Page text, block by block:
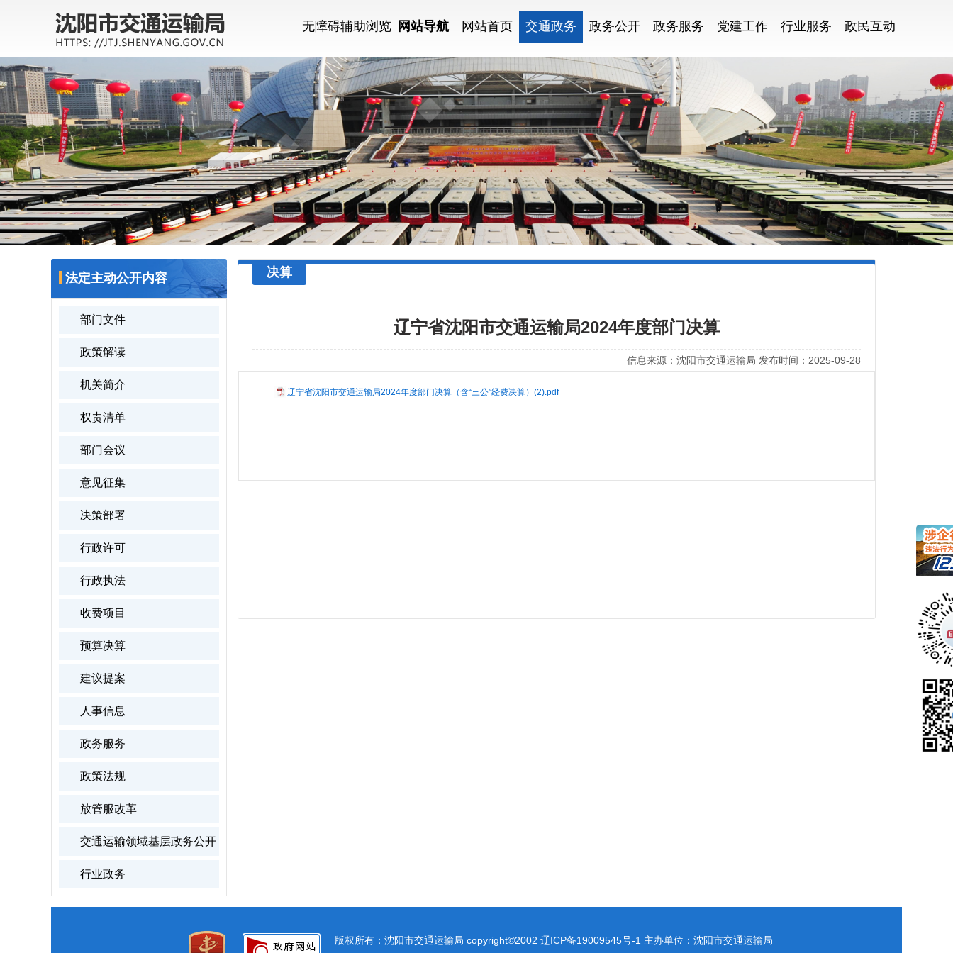
无障碍辅助浏览 网站导航 网站首页 交通政务 政务公开 政务服务 党建工作 行业服务 政民互动
法定主动公开内容
部门文件
政策解读
机关简介
权责清单
部门会议
意见征集
决策部署
行政许可
行政执法
收费项目
预算决算
建议提案
人事信息
政务服务
政策法规
放管服改革
交通运输领域基层政务公开
行业政务
决算
辽宁省沈阳市交通运输局2024年度部门决算
信息来源：沈阳市交通运输局 发布时间：2025-09-28
辽宁省沈阳市交通运输局2024年度部门决算（含“三公”经费决算）(2).pdf
版权所有：沈阳市交通运输局 copyright©2002 辽ICP备19009545号-1 主办单位：沈阳市交通运输局